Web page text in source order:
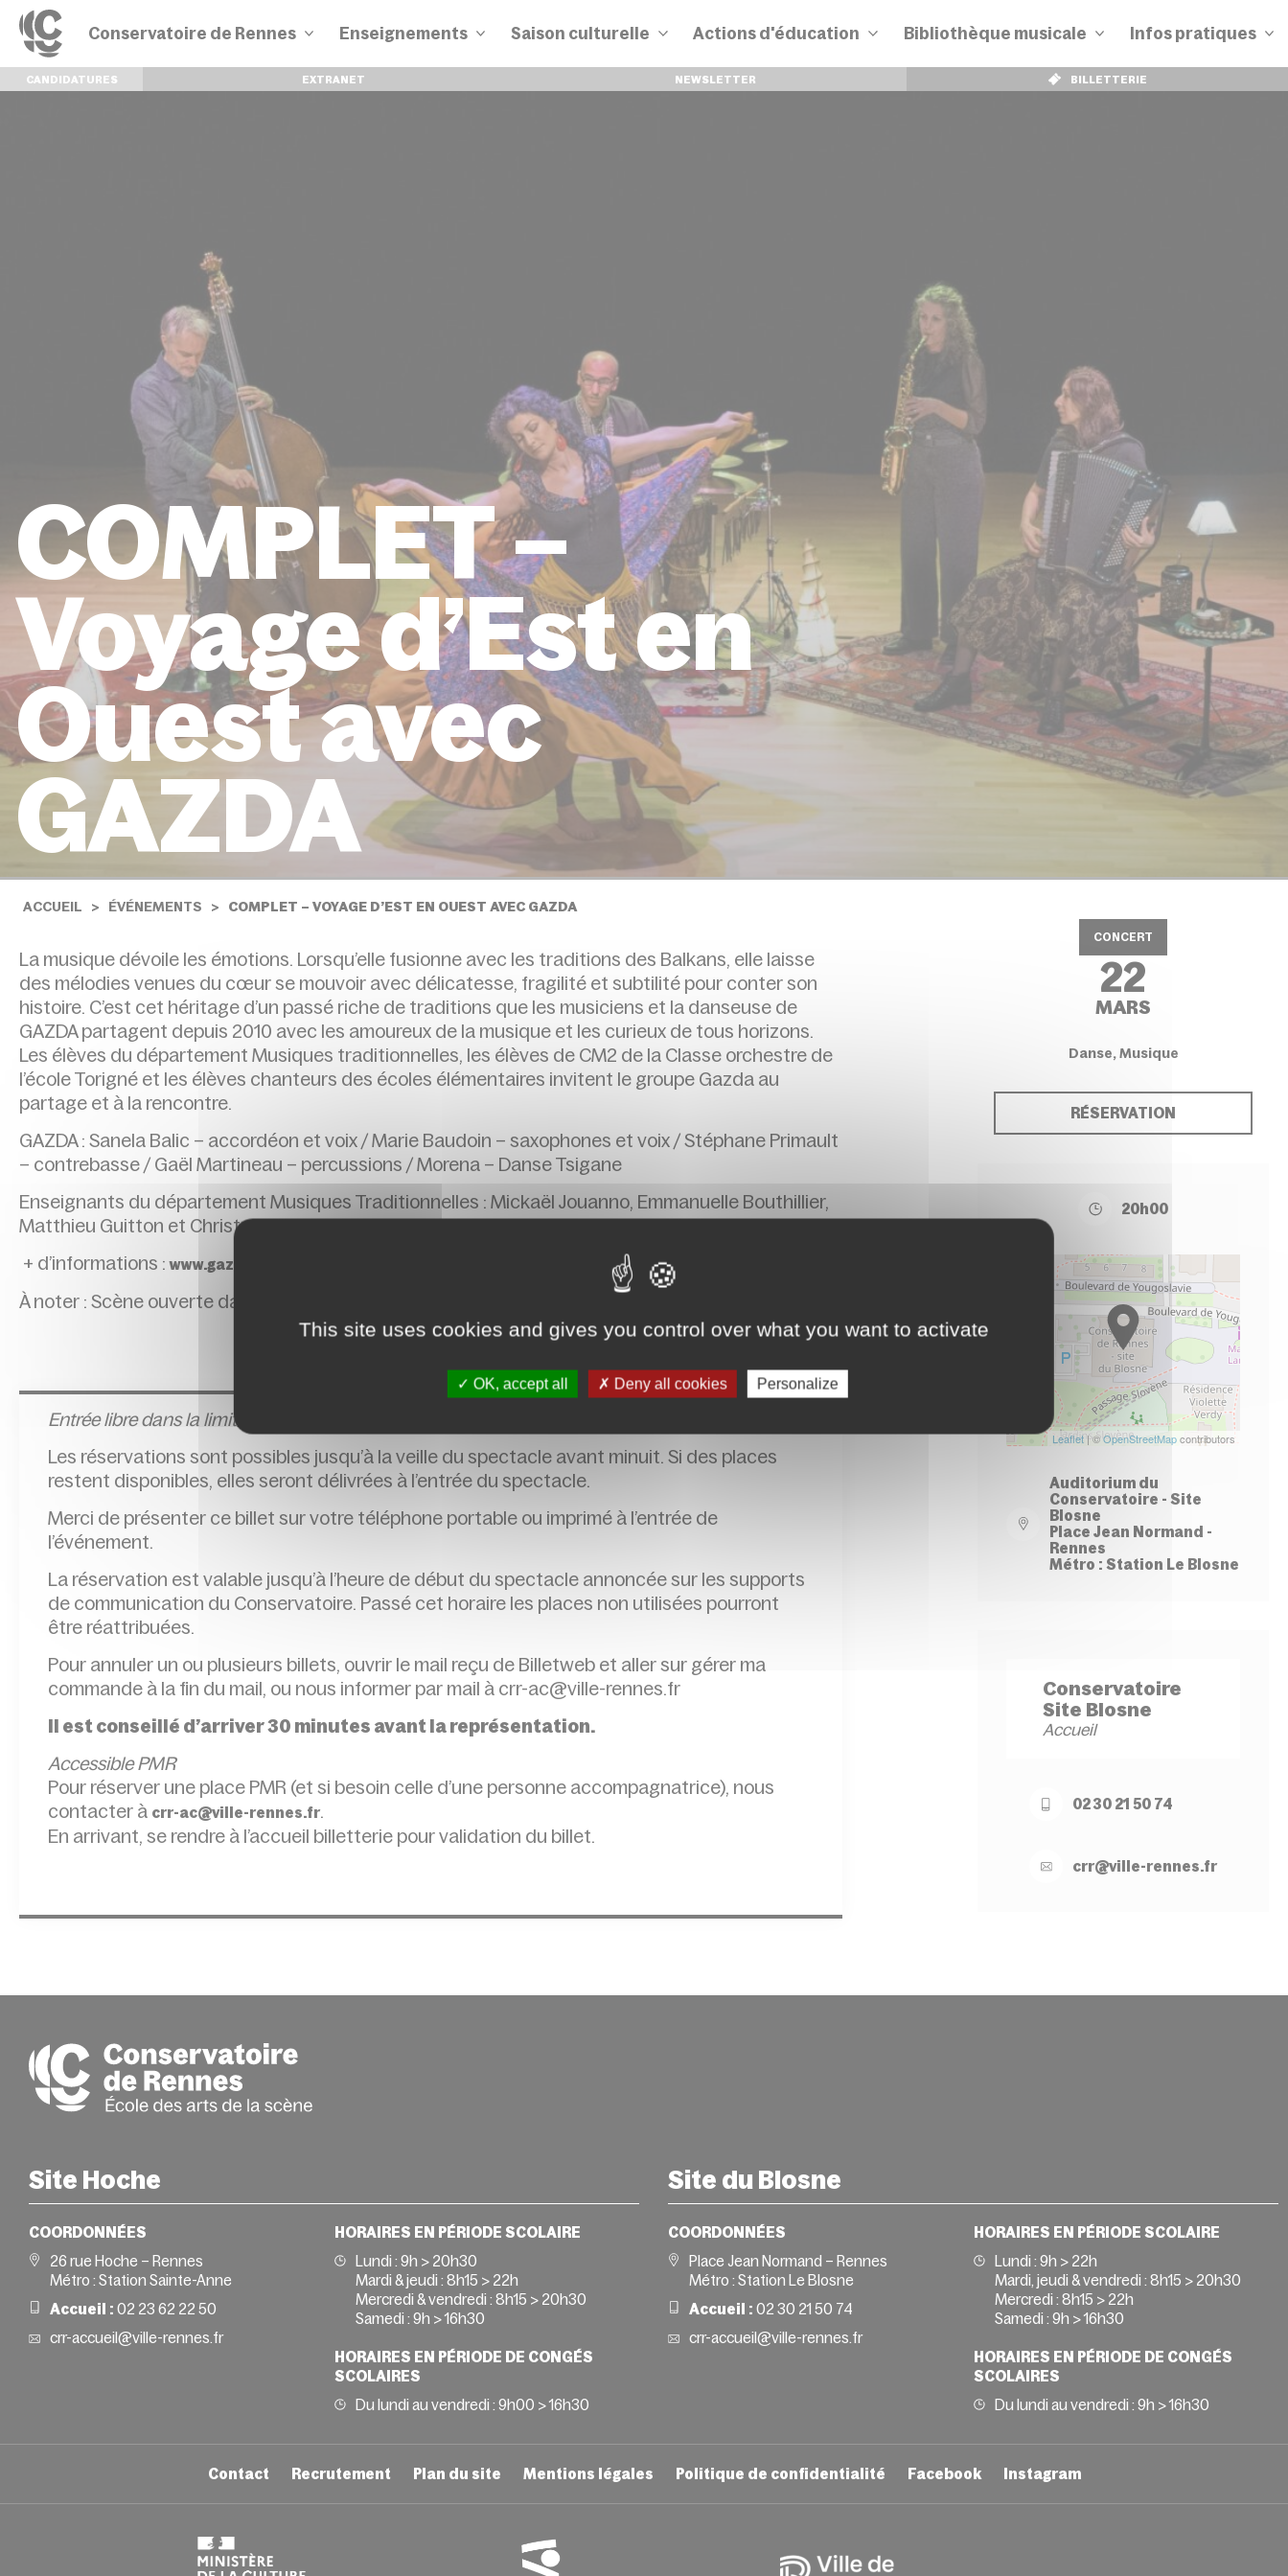
Conservatoire de Rennes Enseignements Saison culturelle Actions d'éducation Bibliothèque musicale Infos pratiques
CANDIDATURES EXTRANET NEWSLETTER BILLETTERIE
COMPLET –
Voyage d’Est en
Ouest avec
GAZDA
ACCUEIL ÉVÉNEMENTS COMPLET – VOYAGE D’EST EN OUEST AVEC GAZDA
La musique dévoile les émotions. Lorsqu’elle fusionne avec les traditions des Balkans, elle laisse
des mélodies venues du cœur se mouvoir avec délicatesse, fragilité et subtilité pour conter son
histoire. C’est cet héritage d’un passé riche de traditions que les musiciens et la danseuse de
GAZDA partagent depuis 2010 avec les amoureux de la musique et les curieux de tous horizons.
Les élèves du département Musiques traditionnelles, les élèves de CM2 de la Classe orchestre de
l’école Torigné et les élèves chanteurs des écoles élémentaires invitent le groupe Gazda au
partage et à la rencontre.
GAZDA : Sanela Balic – accordéon et voix / Marie Baudoin – saxophones et voix / Stéphane Primault
– contrebasse / Gaël Martineau – percussions / Morena – Danse Tsigane
Enseignants du département Musiques Traditionnelles : Mickaël Jouanno, Emmanuelle Bouthillier,
Matthieu Guitton et Christelle Uccelli.
+ d’informations :www.gazdamusique.com
À noter : Scène ouverte dans le Hall à 18h30
Entrée libre dans la limite des places disponibles,
Les réservations sont possibles jusqu’à la veille du spectacle avant minuit. Si des places
restent disponibles, elles seront délivrées à l’entrée du spectacle.
Merci de présenter ce billet sur votre téléphone portable ou imprimé à l’entrée de
l’événement.
La réservation est valable jusqu’à l’heure de début du spectacle annoncée sur les supports
de communication du Conservatoire. Passé cet horaire les places non utilisées pourront
être réattribuées.
Pour annuler un ou plusieurs billets, ouvrir le mail reçu de Billetweb et aller sur gérer ma
commande à la fin du mail, ou nous informer par mail à crr-ac@ville-rennes.fr
Il est conseillé d’arriver 30 minutes avant la représentation.
Accessible PMR
Pour réserver une place PMR (et si besoin celle d’une personne accompagnatrice), nous
contacter à crr-ac@ville-rennes.fr.
En arrivant, se rendre à l’accueil billetterie pour validation du billet.
CONCERT
22
MARS
Danse, Musique
RÉSERVATION
20h00
Leaflet| ©OpenStreetMapcontributors
Auditorium du
Conservatoire - Site
Blosne
Place Jean Normand -
Rennes
Métro : Station Le Blosne
Conservatoire
Site Blosne
Accueil
02 30 21 50 74
crr@ville-rennes.fr
Site Hoche
COORDONNÉES
26 rue Hoche – Rennes
Métro : Station Sainte-Anne
Accueil : 02 23 62 22 50
crr-accueil@ville-rennes.fr
HORAIRES EN PÉRIODE SCOLAIRE
Lundi : 9h > 20h30
Mardi & jeudi : 8h15 > 22h
Mercredi & vendredi : 8h15 > 20h30
Samedi : 9h > 16h30
HORAIRES EN PÉRIODE DE CONGÉS
SCOLAIRES
Du lundi au vendredi : 9h00 > 16h30
Site du Blosne
COORDONNÉES
Place Jean Normand – Rennes
Métro : Station Le Blosne
Accueil : 02 30 21 50 74
crr-accueil@ville-rennes.fr
HORAIRES EN PÉRIODE SCOLAIRE
Lundi : 9h > 22h
Mardi, jeudi & vendredi : 8h15 > 20h30
Mercredi : 8h15 > 22h
Samedi : 9h > 16h30
HORAIRES EN PÉRIODE DE CONGÉS
SCOLAIRES
Du lundi au vendredi : 9h > 16h30
Contact Recrutement Plan du site Mentions légales Politique de confidentialité Facebook Instagram
This site uses cookies and gives you control over what you want to activate
OK, accept all Deny all cookies Personalize